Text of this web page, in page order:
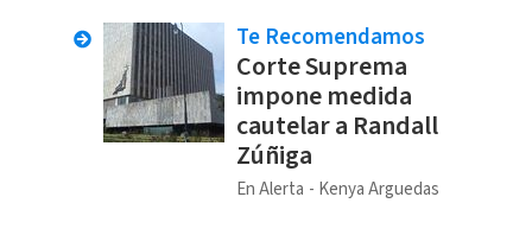
Te Recomendamos
Corte Suprema
impone medida
cautelar a Randall
Zúñiga
En Alerta Kenya Arguedas